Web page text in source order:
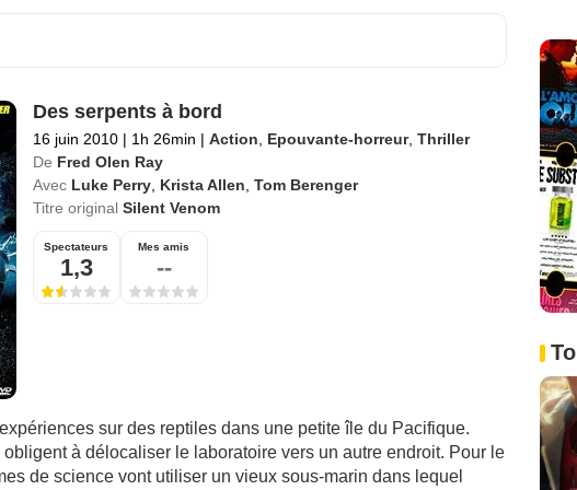
Des serpents à bord
16 juin 2010 | 1h 26min | Action, Epouvante-horreur, Thriller
De Fred Olen Ray
Avec Luke Perry, Krista Allen, Tom Berenger
Titre original Silent Venom
Spectateurs
1,3
Mes amis
--
sur des reptiles dans une petite île du Pacifique.
à délocaliser le laboratoire vers un autre endroit. Pour le
de science vont utiliser un vieux sous-marin dans lequel